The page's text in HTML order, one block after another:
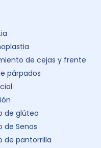
de cejas y frente
párpados
de glúteo
de Senos
de pantorrilla